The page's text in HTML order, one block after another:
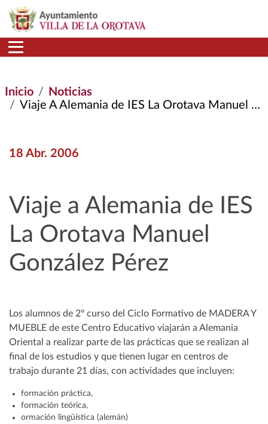
Pasar al contenido principal
Inicio
Noticias
Viaje A Alemania de IES La Orotava Manuel González Pérez
18 Abr. 2006
Viaje a Alemania de IES
La Orotava Manuel
González Pérez
Los alumnos de 2º curso del Ciclo Formativo de MADERA Y
MUEBLE de este Centro Educativo viajarán a Alemania
Oriental a realizar parte de las prácticas que se realizan al
final de los estudios y que tienen lugar en centros de
trabajo durante 21 días, con actividades que incluyen:
formación práctica,
formación teórica,
ormación lingüística (alemán)